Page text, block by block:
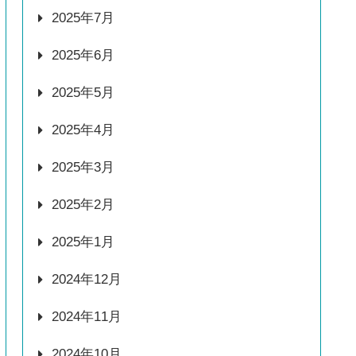
2025年7月
2025年6月
2025年5月
2025年4月
2025年3月
2025年2月
2025年1月
2024年12月
2024年11月